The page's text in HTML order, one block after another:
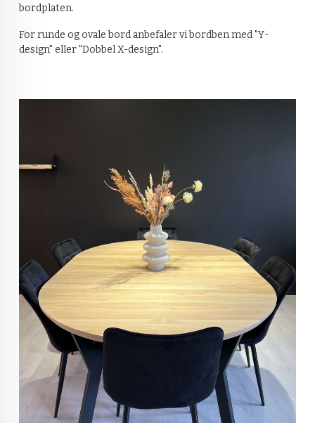
bordplaten.
For runde og ovale bord anbefaler vi bordben med "Y-
design" eller "Dobbel X-design".